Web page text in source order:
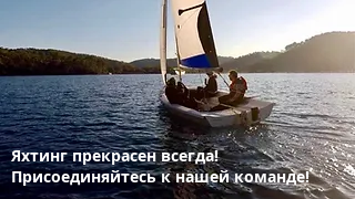
Яхтинг прекрасен всегда!
Присоединяйтесь к нашей команде!